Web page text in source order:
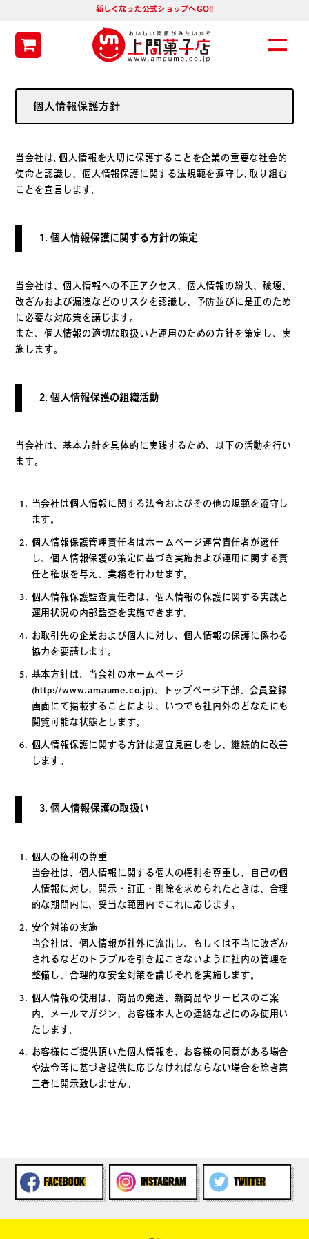
新しくなった公式ショップへGO!!
個人情報保護方針
当会社は､個人情報を大切に保護することを企業の重要な社会的
使命と認識し、個人情報保護に関する法規範を遵守し､取り組む
ことを宣言します。
1. 個人情報保護に関する方針の策定
当会社は、個人情報への不正アクセス、個人情報の紛失、破壊、
改ざんおよび漏洩などのリスクを認識し、予防並びに是正のため
に必要な対応策を講じます。
また、個人情報の適切な取扱いと運用のための方針を策定し、実
施します。
2. 個人情報保護の組織活動
当会社は、基本方針を具体的に実践するため、以下の活動を行い
ます。
当会社は個人情報に関する法令およびその他の規範を遵守し
ます。
個人情報保護管理責任者はホームページ運営責任者が選任
し、個人情報保護の策定に基づき実施および運用に関する責
任と権限を与え、業務を行わせます。
個人情報保護監査責任者は、個人情報の保護に関する実践と
運用状況の内部監査を実施できます。
お取引先の企業および個人に対し、個人情報の保護に係わる
協力を要請します。
基本方針は、当会社のホームページ
(http://www.amaume.co.jp)、トップページ下部、会員登録
画面にて掲載することにより、いつでも社内外のどなたにも
閲覧可能な状態とします。
個人情報保護に関する方針は適宜見直しをし、継続的に改善
します。
3. 個人情報保護の取扱い
個人の権利の尊重
当会社は、個人情報に関する個人の権利を尊重し、自己の個
人情報に対し、開示・訂正・削除を求められたときは、合理
的な期間内に、妥当な範囲内でこれに応じます。
安全対策の実施
当会社は、個人情報が社外に流出し、もしくは不当に改ざん
されるなどのトラブルを引き起こさないように社内の管理を
整備し、合理的な安全対策を講じそれを実施します。
個人情報の使用は、商品の発送、新商品やサービスのご案
内、メールマガジン、お客様本人との連絡などにのみ使用い
たします。
お客様にご提供頂いた個人情報を、お客様の同意がある場合
や法令等に基づき提供に応じなければならない場合を除き第
三者に開示致しません。